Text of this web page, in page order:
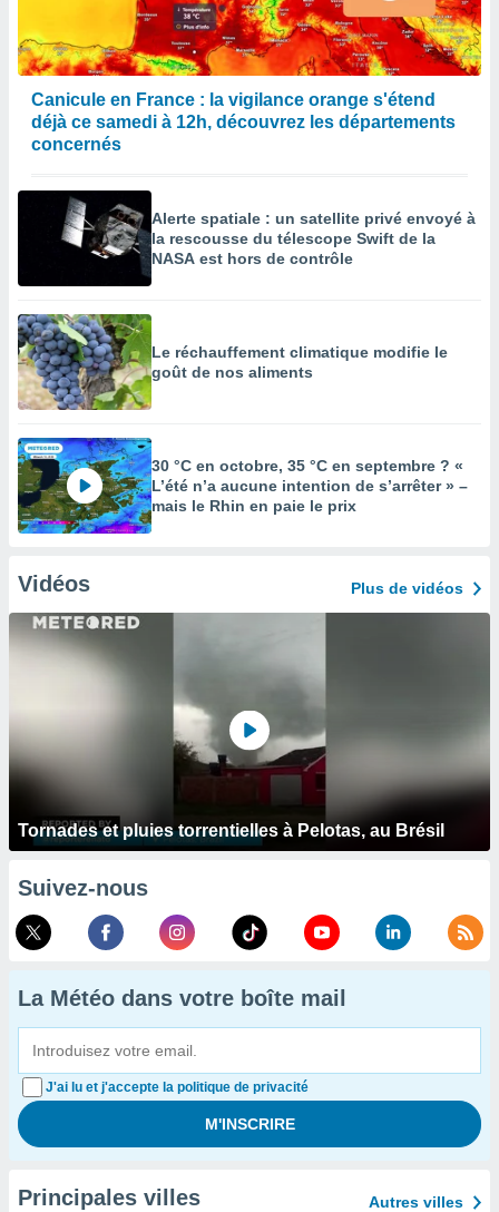
Canicule en France : la vigilance orange s'étend
déjà ce samedi à 12h, découvrez les départements
concernés
Alerte spatiale : un satellite privé envoyé à
la rescousse du télescope Swift de la
NASA est hors de contrôle
Le réchauffement climatique modifie le
goût de nos aliments
30 °C en octobre, 35 °C en septembre ? «
L’été n’a aucune intention de s’arrêter » –
mais le Rhin en paie le prix
Vidéos Plus de vidéos
Tornades et pluies torrentielles à Pelotas, au Brésil
Suivez-nous
La Météo dans votre boîte mail
J'ai lu et j'accepte la politique de privacité
Principales villes Autres villes